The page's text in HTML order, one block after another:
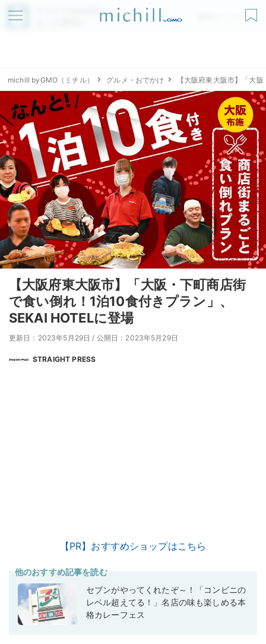
アプリでmichillが
無料ダウンロード
michill byGMO（ミチル） グルメ・おでかけ 【大阪府東大阪市】「大
【大阪府東大阪市】「大阪・下町商店街
で食い倒れ！1泊10食付きプラン」、
SEKAI HOTELに登場
更新日：2023年5月29日 / 公開日：2023年5月29日
STRAIGHT PRESS
【PR】おすすめショップはこちら
他のおすすめ記事を読む
セブンがやってくれたぞ～！「コンビニの
レベル超えてる！」名店の味も楽しめる本
格カレーフェス